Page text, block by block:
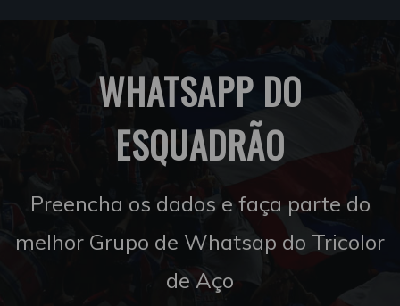
WHATSAPP DO
ESQUADRÃO
Preencha os dados e faça parte do
melhor Grupo de Whatsap do Tricolor
de Aço